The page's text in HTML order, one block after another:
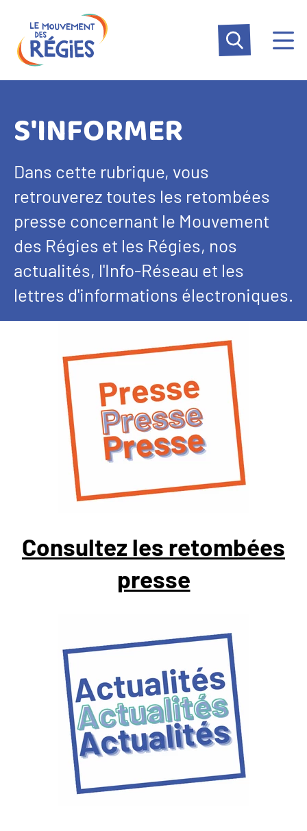
contenu
principal
S'INFORMER
Dans cette rubrique, vous
retrouverez toutes les retombées
presse concernant le Mouvement
des Régies et les Régies, nos
actualités, l'Info-Réseau et les
lettres d'informations électroniques.
Consultez les retombées
presse